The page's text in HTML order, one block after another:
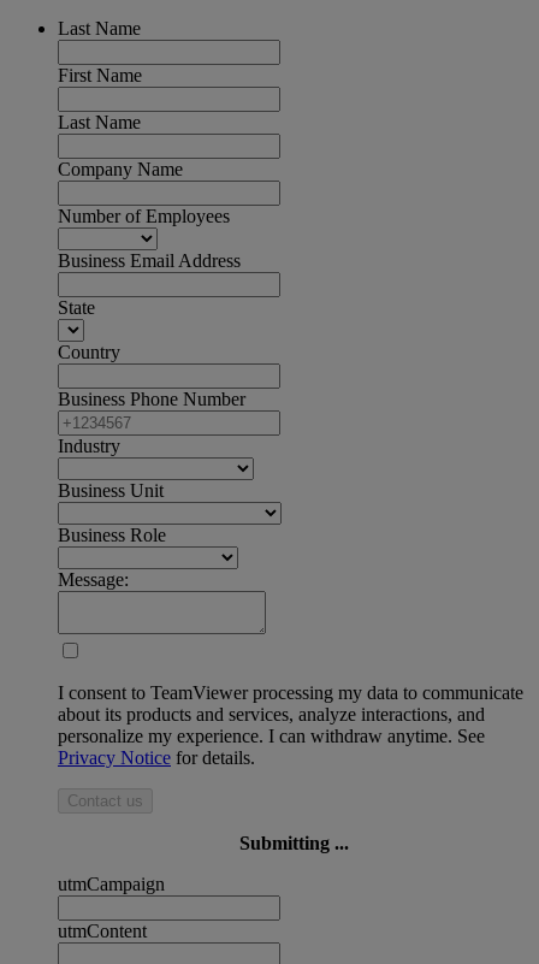
Last Name
First Name
Last Name
Company Name
Number of Employees
Business Email Address
State
Country
Business Phone Number
Industry
Business Unit
Business Role
Message:
I consent to TeamViewer processing my data to communicate
about its products and services, analyze interactions, and
personalize my experience. I can withdraw anytime. See
Privacy Notice for details.
Contact us
Submitting ...
utmCampaign
utmContent